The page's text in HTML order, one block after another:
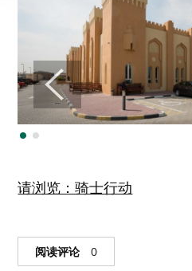
请浏览：骑士行动
阅读评论 0